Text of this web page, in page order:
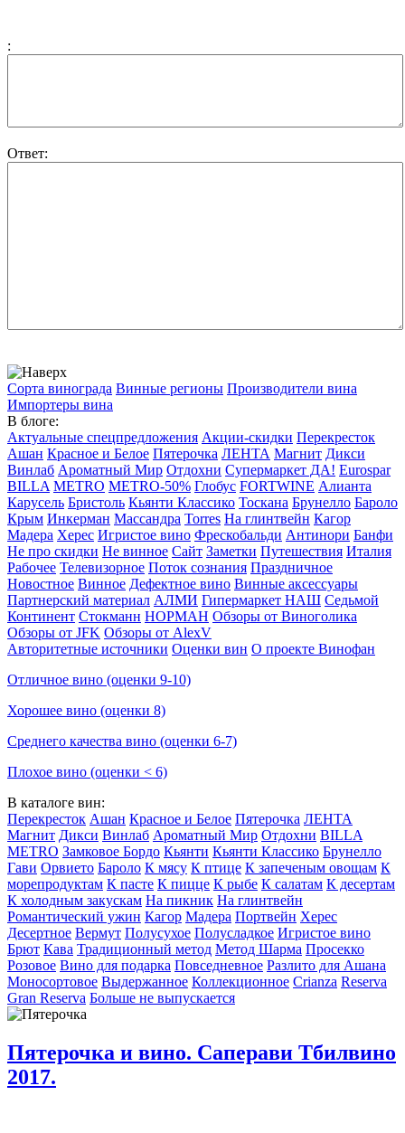
:
Ответ:
Сорта винограда Винные регионы Производители вина
Импортеры вина
В блоге:
Актуальные спецпредложения Акции-скидки Перекресток
Ашан Красное и Белое Пятерочка ЛЕНТА Магнит Дикси
Винлаб Ароматный Мир Отдохни Супермаркет ДА! Eurospar
BILLA METRO METRO-50% Глобус FORTWINE Алианта
Карусель Бристоль Кьянти Классико Тоскана Брунелло Бароло
Крым Инкерман Массандра Torres На глинтвейн Кагор
Мадера Херес Игристое вино Фрескобальди Антинори Банфи
Не про скидки Не винное Сайт Заметки Путешествия Италия
Рабочее Телевизорное Поток сознания Праздничное
Новостное Винное Дефектное вино Винные аксессуары
Партнерский материал АЛМИ Гипермаркет НАШ Седьмой
Континент Стокманн НОРМАН Обзоры от Виноголика
Обзоры от JFK Обзоры от AlexV
Авторитетные источники Оценки вин О проекте Винофан
Отличное вино (оценки 9-10)
Хорошее вино (оценки 8)
Среднего качества вино (оценки 6-7)
Плохое вино (оценки < 6)
В каталоге вин:
Перекресток Ашан Красное и Белое Пятерочка ЛЕНТА
Магнит Дикси Винлаб Ароматный Мир Отдохни BILLA
METRO Замковое Бордо Кьянти Кьянти Классико Брунелло
Гави Орвието Бароло К мясу К птице К запеченым овощам К
морепродуктам К пасте К пицце К рыбе К салатам К десертам
К холодным закускам На пикник На глинтвейн
Романтический ужин Кагор Мадера Портвейн Херес
Десертное Вермут Полусухое Полусладкое Игристое вино
Брют Кава Традиционный метод Метод Шарма Просекко
Розовое Вино для подарка Повседневное Разлито для Ашана
Моносортовое Выдержанное Коллекционное Crianza Reserva
Gran Reserva Больше не выпускается
Пятерочка и вино. Саперави Тбилвино
2017.